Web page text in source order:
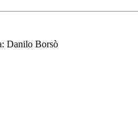
Danilo Borsò